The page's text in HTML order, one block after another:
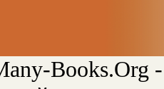
Books.Org -